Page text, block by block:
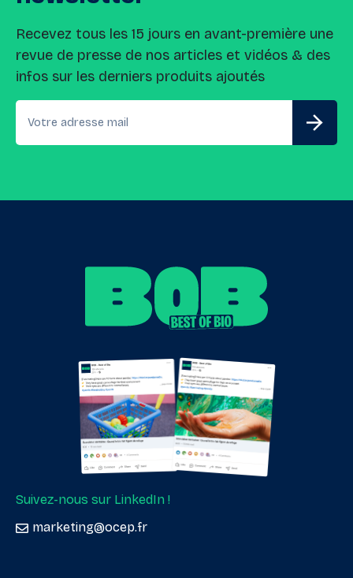
Recevez tous les 15 jours en avant-première une
revue de presse de nos articles et vidéos & des
infos sur les derniers produits ajoutés
Suivez-nous sur LinkedIn !
marketing@ocep.fr